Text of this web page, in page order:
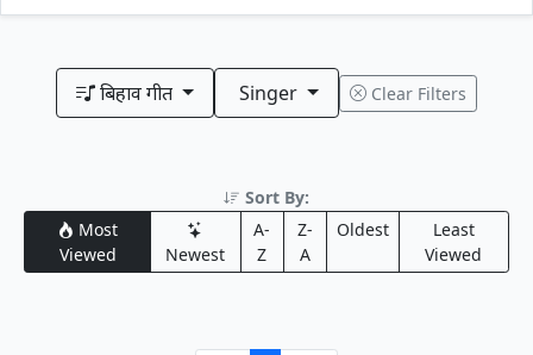
बिहाव गीत Singer Clear Filters
Sort By:
Most
Viewed
Newest
A-
Z
Z-
A
Oldest
Least
Viewed